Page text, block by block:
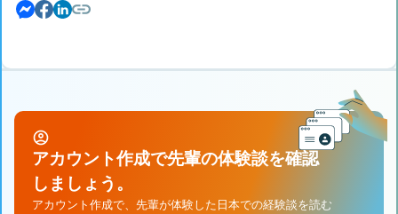
アカウント作成で先輩の体験談を確認
しましょう。
アカウント作成で、先輩が体験した日本での経験談を読む